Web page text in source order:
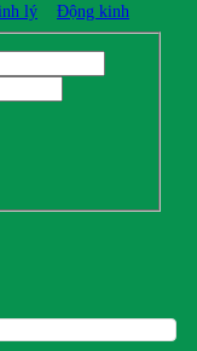
lý Động kinh